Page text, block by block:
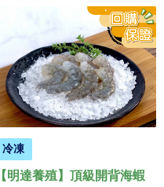
冷凍
【明達養殖】頂級開背海蝦